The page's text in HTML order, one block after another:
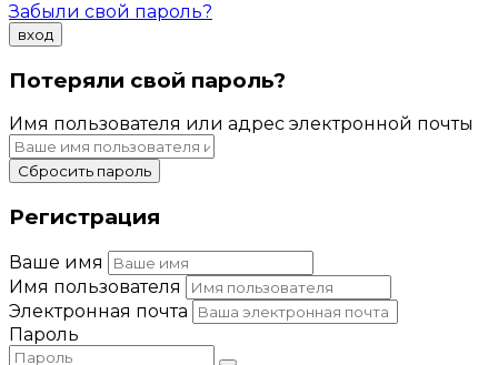
Забыли свой пароль?
вход
Потеряли свой пароль?
Имя пользователя или адрес электронной почты
Сбросить пароль
Регистрация
Ваше имя
Имя пользователя
Электронная почта
Пароль